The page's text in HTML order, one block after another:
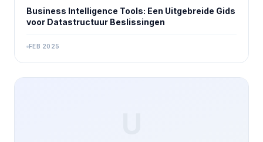
Business Intelligence Tools: Een Uitgebreide Gids
voor Datastructuur Beslissingen
FEB 2025